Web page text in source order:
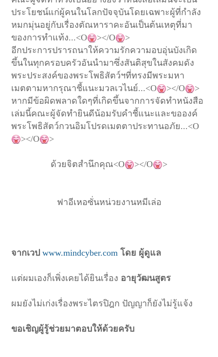
ประโยชน์แก่ผู้คนในโลกปัจจุบันโดยเฉพาะผู้ที่กำลัง
หมกมุ่นอยู่กับเรื่องตัณหาราคะอันเป็นต้นเหตุที่มา
ของการทำแท้ง...<O ></O
>
อีกประการปรารถนาให้ความรักความอบอุ่นบังเกิด
ขึ้นในทุกครอบครัวอันนำมาซึ่งสันติสุขในสังคมดัง
พระประสงค์ของพระโพธิสัตว์ฯที่ทรงมีพระมหา
เมตตามหากรุณาชี้แนะมวลเวไนย์...<O ></O
>
หากมีข้อผิดพลาดใดๆที่เกิดขึ้นจากการจัดทำหนังสือ
เล่มนี้คณะผู้จัดทำยินดีน้อมรับคำชี้แนะและขอองค์
พระโพธิสัตว์กวนอิมโปรดเมตตาประทานอภัย...<O
></O
>
ด้วยจิตสำนึกคุณ<O ></O >
ฟาอีเหอซั่นหน่วยงานหมีเล่อ
จากเวปwww.mindcyber.com โดย ผู้ดูแล
แต่ผมเองก็เพิ่งเคยได้ยินเรื่อง อายุวัฒนสูตร
ผมยังไม่เก่งเรื่องพระไตรปิฎก ปัญญาก็ยังไม่รู้แจ้ง
ขอเชิญผู้รู้ช่วยมาตอบให้ด้วยครับ